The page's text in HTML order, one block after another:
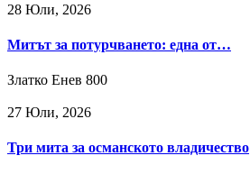
28 Юли, 2026
Митът за потурчването: една от…
Златко Енев 800
27 Юли, 2026
Три мита за османското владичество